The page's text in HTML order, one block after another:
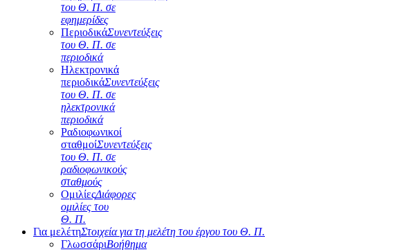
του Θ. Π. σε
εφημερίδες
ΠεριοδικάΣυνεντεύξεις
του Θ. Π. σε
περιοδικά
Ηλεκτρονικά
περιοδικάΣυνεντεύξεις
του Θ. Π. σε
ηλεκτρονικά
περιοδικά
Ραδιοφωνικοί
σταθμοίΣυνεντεύξεις
του Θ. Π. σε
ραδιοφωνικούς
σταθμούς
ΟμιλίεςΔιάφορες
ομιλίες του
Θ. Π.
Για μελέτηΣτοιχεία για τη μελέτη του έργου του Θ. Π.
ΓλωσσάριΒοήθημα